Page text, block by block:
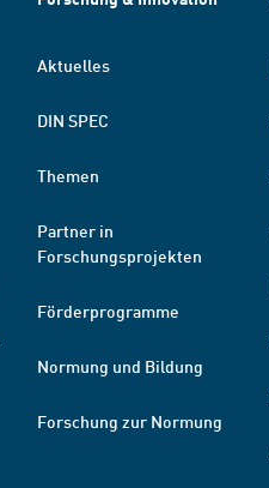
Aktuelles
DIN SPEC
Themen
Partner in
Forschungsprojekten
Förderprogramme
Normung und Bildung
Forschung zur Normung